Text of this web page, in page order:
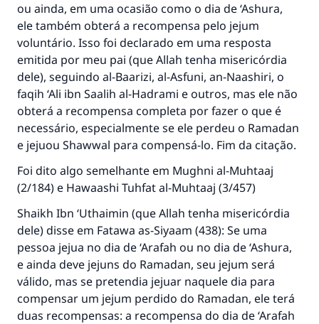
ou ainda, em uma ocasião como o dia de ‘Ashura,
ele também obterá a recompensa pelo jejum
voluntário. Isso foi declarado em uma resposta
emitida por meu pai (que Allah tenha misericórdia
dele), seguindo al-Baarizi, al-Asfuni, an-Naashiri, o
faqih ‘Ali ibn Saalih al-Hadrami e outros, mas ele não
obterá a recompensa completa por fazer o que é
necessário, especialmente se ele perdeu o Ramadan
e jejuou Shawwal para compensá-lo. Fim da citação.
Foi dito algo semelhante em Mughni al-Muhtaaj
(2/184) e Hawaashi Tuhfat al-Muhtaaj (3/457)
Shaikh Ibn ‘Uthaimin (que Allah tenha misericórdia
dele) disse em Fatawa as-Siyaam (438): Se uma
pessoa jejua no dia de ‘Arafah ou no dia de ‘Ashura,
e ainda deve jejuns do Ramadan, seu jejum será
válido, mas se pretendia jejuar naquele dia para
compensar um jejum perdido do Ramadan, ele terá
duas recompensas: a recompensa do dia de ‘Arafah
A resposta n° 110845 salvou um
casamento.
Ajude-nos a responder à Ummah
O Profeta ﷺ disse,
"Quem quer que incentive outros a fazer o
que é bom receberá a mesma recompensa
que aqueles que o fazem."